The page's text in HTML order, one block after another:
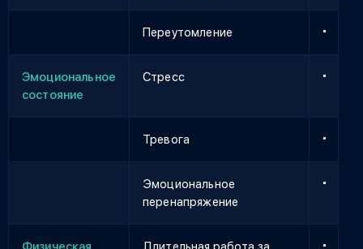
Переутомление
Эмоциональное
состояние
Стресс
Тревога
Эмоциональное
перенапряжение